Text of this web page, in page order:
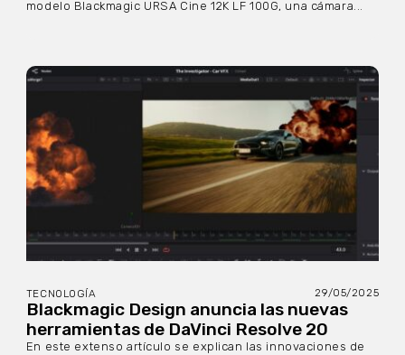
modelo Blackmagic URSA Cine 12K LF 100G, una cámara...
TECNOLOGÍA 29/05/2025
Blackmagic Design anuncia las nuevas
herramientas de DaVinci Resolve 20
En este extenso artículo se explican las innovaciones de